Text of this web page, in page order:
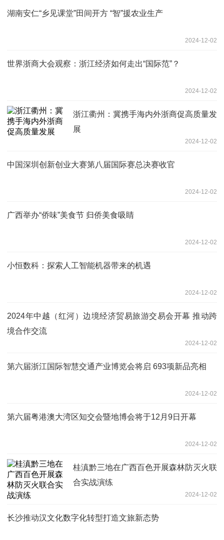
湖南安仁“乡见课堂”田间开方 “智”援农业生产
2024-12-02
世界浙商大会观察：浙江经济如何走出“国际范”？
2024-12-02
浙江衢州：冀携手海内外浙商促高质量发
展
2024-12-02
中国深圳创新创业大赛第八届国际赛总决赛收官
2024-12-02
广西举办“侨味”美食节 归侨美食吸睛
2024-12-02
小恒数科：探索人工智能机器带来的机遇
2024-12-02
2024年中越（红河）边境经济贸易旅游交易会开幕 推动跨
境合作交流
2024-12-02
第六届浙江国际智慧交通产业博览会将启 693项新品亮相
2024-12-02
第六届粤港澳大湾区知交会暨地博会将于12月9日开幕
2024-12-02
桂滇黔三地在广西百色开展森林防灭火联
合实战演练
2024-12-02
长沙推动汉文化数字化转型打造文旅新态势